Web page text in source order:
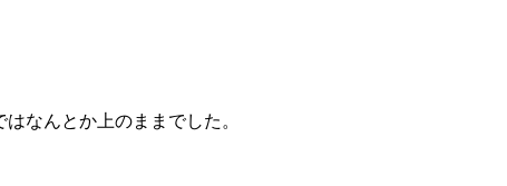
なんとか上のままでした。